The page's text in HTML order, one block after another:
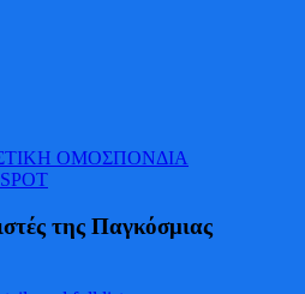
ΟΜΟΣΠΟΝΔΙΑ
της Παγκόσμιας